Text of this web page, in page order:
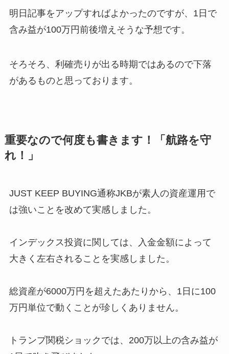
明日記事をアップすればよかったのですが、1日で
含み益が100万円前後増えそうな予想です。
そろそろ、利確売りが出る時期ではあるので下落
があるものと思っております。
重要なので何度も書きます！「航路を守
れ！」
JUST KEEP BUYING通称JKBが素人の資産運用で
は強いことを改めて実感しました。
インデックス投資に関しては、入金金額によって
大きく左右されることを実感しました。
総資産が6000万円を超えたあたりから、1日に100
万円単位で動くことが珍しくありません。
トランプ関税ショックでは、200万以上の含み益が